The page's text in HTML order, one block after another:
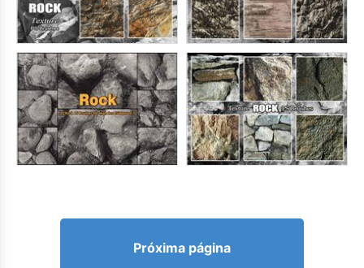
Próxima página